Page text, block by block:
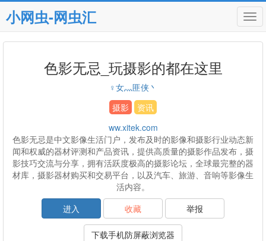
小网虫-网虫汇
色影无忌_玩摄影的都在这里
♀女灬匪侠丶
摄影
资讯
ww.xitek.com
色影无忌是中文影像生活门户，发布及时的影像和摄影行业动态新
闻和权威的器材评测和产品资讯，提供高质量的摄影作品发布，摄
影技巧交流与分享，拥有活跃度极高的摄影论坛，全球最完整的器
材库，摄影器材购买和交易平台，以及汽车、旅游、音响等影像生
活内容。
进入
收藏 举报
下载手机防屏蔽浏览器